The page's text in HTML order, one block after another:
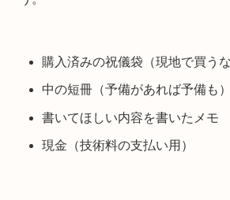
購入済みの祝儀袋（現地で買うな
中の短冊（予備があれば予備も）
書いてほしい内容を書いたメモ
現金（技術料の支払い用）